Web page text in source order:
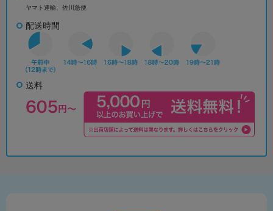
ヤマト運輸、佐川急便
配送時間
送料